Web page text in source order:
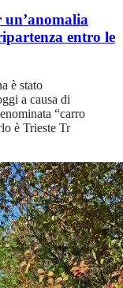
entro le
è stato
a causa di
“carro
è Trieste Tr